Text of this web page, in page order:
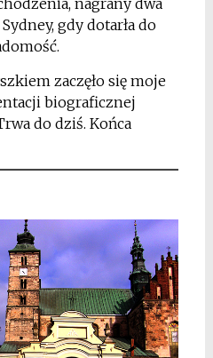
nagrany dwa
gdy dotarła do
zaczęło się moje
biograficznej
do dziś. Końca